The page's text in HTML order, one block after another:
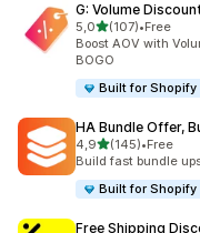
G: Volume
5,05 yıldız üzerinden
(107)
toplam 107•Free
Boost AOV with
BOGO
Built for Shopify
HA Bundle Offer,
4,95 yıldız üzerinden
(145)
toplam 145 •Free
Build fast bundle
Built for Shopify
Free Shipping